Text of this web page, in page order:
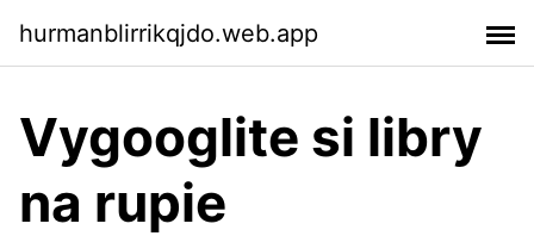
hurmanblirrikqjdo.web.app
Vygooglite si libry
na rupie